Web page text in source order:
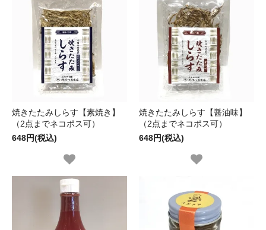
焼きたたみしらす【素焼き】
（2点までネコポス可）
648円(税込)
焼きたたみしらす【醤油味】
（2点までネコポス可）
648円(税込)